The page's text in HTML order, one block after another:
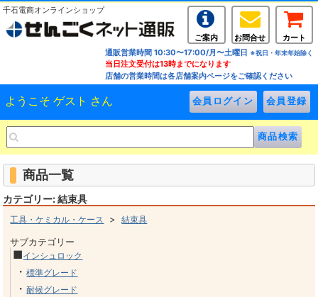
千石電商オンラインショップ
ご案内 お問合せ
カート
通販営業時間 10:30〜17:00/月〜土曜日 ※祝日・年末年始除く
当日注文受付は13時までになります
店舗の営業時間は各店舗案内ページをご確認ください
ようこそ ゲスト さん
商品一覧
カテゴリー: 結束具
工具・ケミカル・ケース >結束具
サブカテゴリー
■インシュロック
・標準グレード
・耐候グレード